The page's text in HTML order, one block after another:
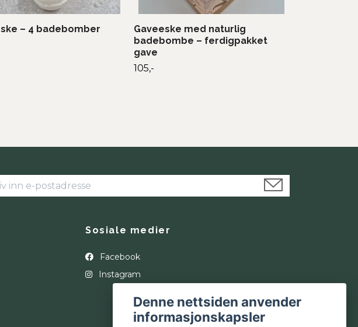
– 4 badebomber
Gaveeske med naturlig
badebombe – ferdigpakket
gave
105,-
Sosiale medier
Facebook
Instagram
Denne nettsiden anvender
informasjonskapsler